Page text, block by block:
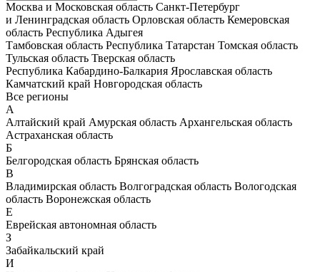
Москва и Московская область Санкт-Петербург
и Ленинградская область Орловская область Кемеровская
область Республика Адыгея
Тамбовская область Республика Татарстан Томская область
Тульская область Тверская область
Республика Кабардино-Балкария Ярославская область
Камчатский край Новгородская область
Все регионы
А
Алтайский край Амурская область Архангельская область
Астраханская область
Б
Белгородская область Брянская область
В
Владимирская область Волгоградская область Вологодская
область Воронежская область
Е
Еврейская автономная область
З
Забайкальский край
И